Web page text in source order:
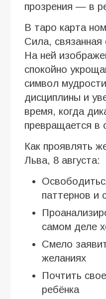
прозрения — в
В таро карта
Сила,
На ней
спокойно
символ
дисциплины и
время, когда
превращается в
Как проявлять
Льва, 8 августа:
паттернов и
самом деле
Смело
желаниях
Почтить
ребёнка